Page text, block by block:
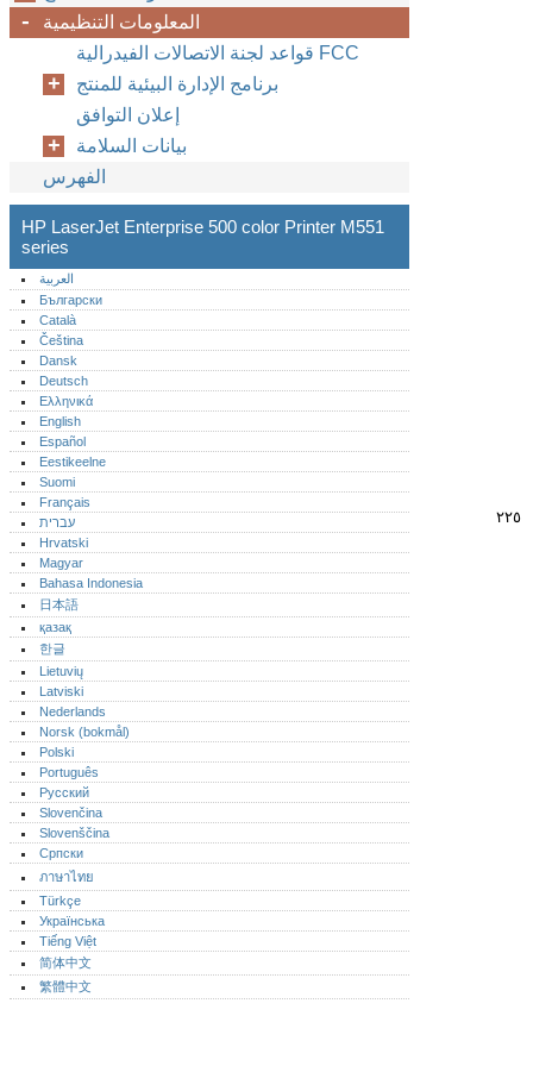
٢٢٥
المعلومات التنظيمية
قواعد لجنة الاتصالات الفيدرالية FCC
برنامج الإدارة البيئية للمنتج
إعلان التوافق
بيانات السلامة
الفهرس
HP LaserJet Enterprise 500 color Printer M551
series
العربية
Български
Català
Čeština
Dansk
Deutsch
Ελληνικά
English
Español
Eestikeelne
Suomi
Français
עברית
Hrvatski
Magyar
Bahasa Indonesia
日本語
қазақ
한글
Lietuvių
Latviski
Nederlands
Norsk (bokmål)‎
Polski
Português‎
Русский
Slovenčina
Slovenščina
Српски
ภาษาไทย
Türkçe
Українська
Tiếng Việt
简体中文
繁體中文